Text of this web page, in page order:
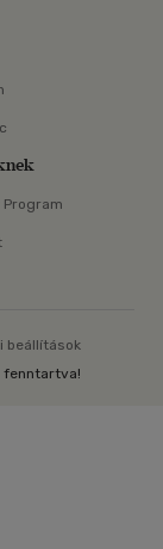
Program
beállítások
fenntartva!